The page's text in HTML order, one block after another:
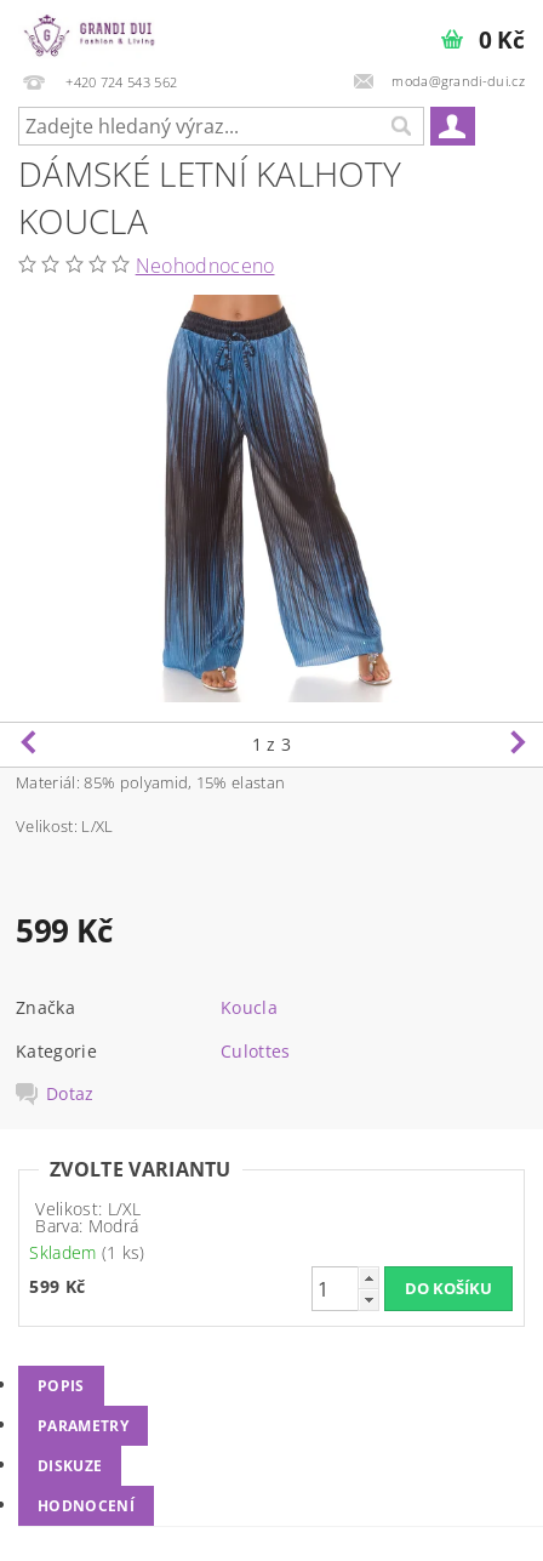
+420 724 543 562 moda@grandi-dui.cz
0 Kč
DÁMSKÉ LETNÍ KALHOTY
KOUCLA
Neohodnoceno
1 z 3
Materiál: 85% polyamid, 15% elastan
Velikost: L/XL
599 Kč
Značka
Koucla
Kategorie
Culottes
Dotaz
ZVOLTE VARIANTU
Velikost: L/XL
Barva: Modrá
Skladem (1 ks)
599 Kč
POPIS
PARAMETRY
DISKUZE
HODNOCENÍ